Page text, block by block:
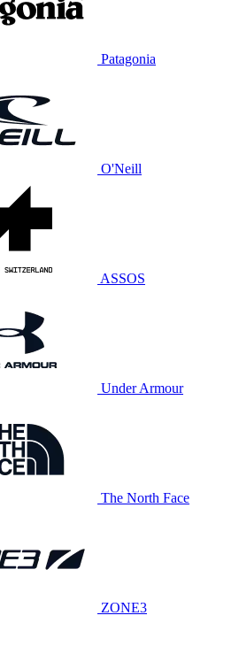
Patagonia
O'Neill
ASSOS
Under Armour
The North Face
ZONE3